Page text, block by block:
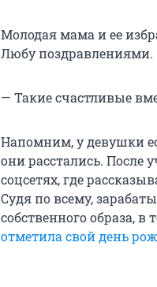
Молодая мама и ее
Любу поздравлениями.
— Такие счастливые
Напомним, у девушки
они расстались. После
соцсетях, где
Судя по всему,
собственного образа,
отметила свой день